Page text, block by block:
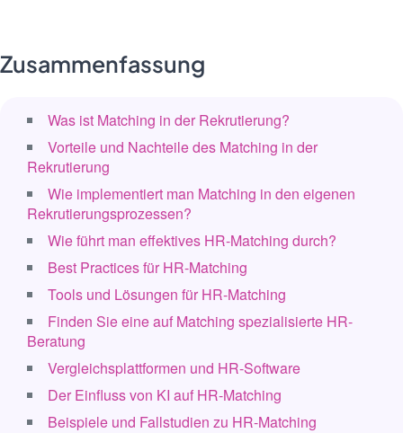
Zusammenfassung
Was ist Matching in der Rekrutierung?
Vorteile und Nachteile des Matching in der
Rekrutierung
Wie implementiert man Matching in den eigenen
Rekrutierungsprozessen?
Wie führt man effektives HR-Matching durch?
Best Practices für HR-Matching
Tools und Lösungen für HR-Matching
Finden Sie eine auf Matching spezialisierte HR-
Beratung
Vergleichsplattformen und HR-Software
Der Einfluss von KI auf HR-Matching
Beispiele und Fallstudien zu HR-Matching